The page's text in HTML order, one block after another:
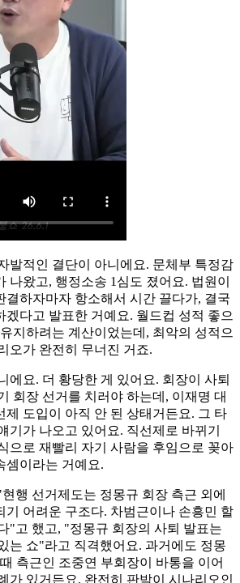
발적인 결단이 아니에요. 문체부 특정감
나왔고, 행정소송 1심도 졌어요. 법원이
결하자마자 항소해서 시간 끌다가, 결국
겠다고 발표한 거예요. 월드컵 성적 좋으
지하려는 계산이었는데, 최악의 성적으
오가 완전히 무너진 거죠.
에요. 더 황당한 게 있어요. 회장이 사퇴
회장 선거를 치러야 하는데, 이재명 대
제 도입이 아직 안 된 상태거든요. 그 타
기가 나오고 있어요. 직선제로 바뀌기
으로 재빨리 자기 사람을 후임으로 꽂아
셈이라는 거예요.
행 선거제도는 정몽규 회장 측근 외에
기 어려운 구조다. 차범근이나 손흥민 할
"고 했고, "정몽규 회장의 사퇴 발표는
는 쇼"라고 직격했어요. 과거에도 정몽
측근인 조중연 부회장이 바통을 이어
가 있거든요. 완전히 판박이 시나리오인